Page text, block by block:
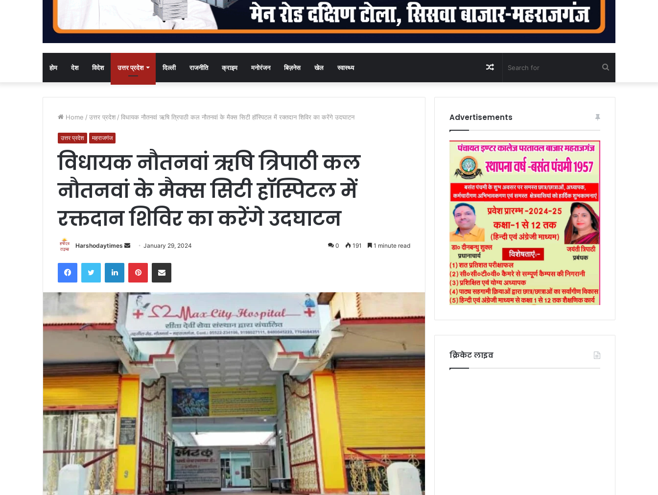
होम देश विदेश उत्तर प्रदेश दिल्ली राजनीति क्राइम मनोरंजन बिज़नेस खेल स्वास्थ्य
for
Random
Article
Home / उत्तर प्रदेश / विधायक नौतनवां ऋषि त्रिपाठी कल नौतनवां के मैक्स सिटी हॉस्पिटल में रक्तदान शिविर का करेंगे उदघाटन
उत्तर प्रदेश महराजगंज
विधायक नौतनवां ऋषि त्रिपाठी कल
नौतनवां के मैक्स सिटी हॉस्पिटल में
रक्तदान शिविर का करेंगे उदघाटन
Harshodaytimes
Send
email
January 29, 2024 0 191 1 minute read
FacebookTwitter LinkedInPinterestShare via Email
Advertisements
क्रिकेट लाइव